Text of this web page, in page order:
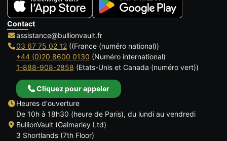
Contact
assistance@bullionvault.fr
03 67 75 02 12((France (numéro national))
+44 (0)20 8600 0130 (Numéro international)
1-888-908-2858 (Etats-Unis et Canada (numéro vert))
Cliquez pour appeler
Heures d'ouverture
De 10h à 18h30 (heure de Paris), du lundi au vendredi
BullionVault (Galmarley Ltd)
3 Shortlands (7th Floor)